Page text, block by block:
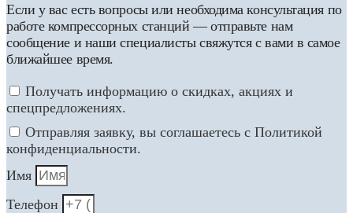
Если у вас есть вопросы или необходима консультация по
работе компрессорных станций — отправьте нам
сообщение и наши специалисты свяжутся с вами в самое
ближайшее время.
Получать информацию о скидках, акциях и
спецпредложениях.
Отправляя заявку, вы соглашаетесь с Политикой
конфиденциальности.
Имя
Телефон